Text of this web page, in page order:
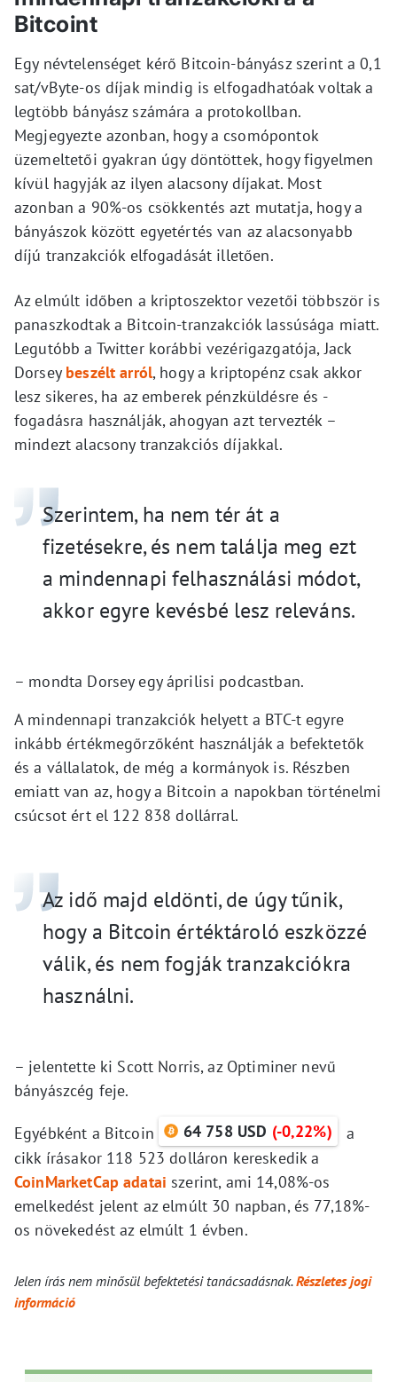
Bitcoint
Egy névtelenséget kérő Bitcoin-bányász szerint a 0,1
sat/vByte-os díjak mindig is elfogadhatóak voltak a
legtöbb bányász számára a protokollban.
Megjegyezte azonban, hogy a csomópontok
üzemeltetői gyakran úgy döntöttek, hogy figyelmen
kívül hagyják az ilyen alacsony díjakat. Most
azonban a 90%-os csökkentés azt mutatja, hogy a
bányászok között egyetértés van az alacsonyabb
díjú tranzakciók elfogadását illetően.
Az elmúlt időben a kriptoszektor vezetői többször is
panaszkodtak a Bitcoin-tranzakciók lassúsága miatt.
Legutóbb a Twitter korábbi vezérigazgatója, Jack
Dorsey beszélt arról, hogy a kriptopénz csak akkor
lesz sikeres, ha az emberek pénzküldésre és -
fogadásra használják, ahogyan azt tervezték –
mindezt alacsony tranzakciós díjakkal.
Szerintem, ha nem tér át a
fizetésekre, és nem találja meg ezt
a mindennapi felhasználási módot,
akkor egyre kevésbé lesz releváns.
– mondta Dorsey egy áprilisi podcastban.
A mindennapi tranzakciók helyett a BTC-t egyre
inkább értékmegőrzőként használják a befektetők
és a vállalatok, de még a kormányok is. Részben
emiatt van az, hogy a Bitcoin a napokban történelmi
csúcsot ért el 122 838 dollárral.
Az idő majd eldönti, de úgy tűnik,
hogy a Bitcoin értéktároló eszközzé
válik, és nem fogják tranzakciókra
használni.
– jelentette ki Scott Norris, az Optiminer nevű
bányászcég feje.
Egyébként a Bitcoin 64 758 USD (-0,22%)
a
cikk írásakor 118 523 dolláron kereskedik a
CoinMarketCap adatai szerint, ami 14,08%-os
emelkedést jelent az elmúlt 30 napban, és 77,18%-
os növekedést az elmúlt 1 évben.
Jelen írás nem minősül befektetési tanácsadásnak.Részletes jogi
információ